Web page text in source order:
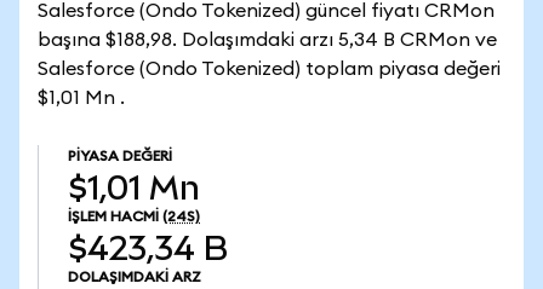
Salesforce (Ondo Tokenized) güncel fiyatı CRMon
başına $188,98. Dolaşımdaki arzı 5,34 B CRMon ve
Salesforce (Ondo Tokenized) toplam piyasa değeri
$1,01 Mn .
PIYASA DEĞERI
$1,01 Mn
İŞLEM HACMI (24S)
$423,34 B
DOLAŞIMDAKI ARZ